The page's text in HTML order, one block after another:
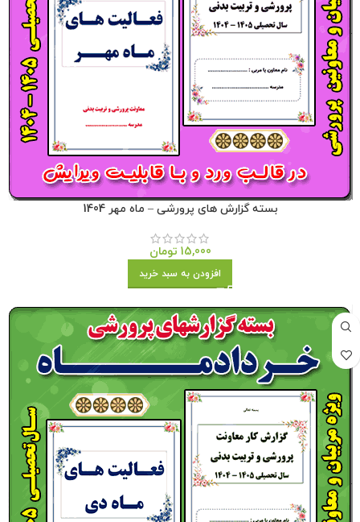
بسته گزارش های پرورشی – ماه مهر 1404
15,000 تومان
افزودن به سبد خرید